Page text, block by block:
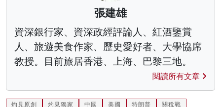
張建雄
資深銀行家、資深政經評論人、紅酒鑒賞
人、旅遊美食作家、歷史愛好者、大學協席
教授。目前旅居香港、上海、巴黎三地。
閱讀所有文章
灼見原創 灼見獨家 中國 美國 特朗普 關稅戰